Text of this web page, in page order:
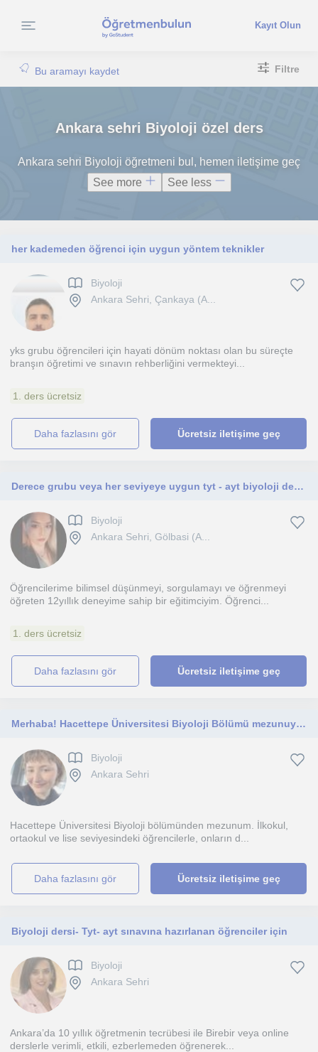
Kayıt Olun
Bu aramayı kaydet Filtre
Ankara sehri Biyoloji özel ders
Ankara sehri Biyoloji öğretmeni bul, hemen iletişime geç
See more
See less
her kademeden öğrenci için uygun yöntem teknikler
Biyoloji
Ankara Sehri, Çankaya (A...
yks grubu öğrencileri için hayati dönüm noktası olan bu süreçte
branşın öğretimi ve sınavın rehberliğini vermekteyi...
1. ders ücretsiz
daha fazlasını gör Ücretsiz iletişime geç
Derece grubu veya her seviyeye uygun tyt - ayt biyoloji dersleri
Biyoloji
Ankara Sehri, Gölbasi (A...
Öğrencilerime bilimsel düşünmeyi, sorgulamayı ve öğrenmeyi
öğreten 12yıllık deneyime sahip bir eğitimciyim. Öğrenci...
1. ders ücretsiz
daha fazlasını gör Ücretsiz iletişime geç
Merhaba! Hacettepe Üniversitesi Biyoloji Bölümü mezunuyum. Bilimle uğraşmayı ve bunu paylaşmayı çok seviyorum.
Biyoloji
Ankara Sehri
Hacettepe Üniversitesi Biyoloji bölümünden mezunum. İlkokul,
ortaokul ve lise seviyesindeki öğrencilerle, onların d...
daha fazlasını gör Ücretsiz iletişime geç
Biyoloji dersi- Tyt- ayt sınavına hazırlanan öğrenciler için
Biyoloji
Ankara Sehri
Ankara’da 10 yıllık öğretmenin tecrübesi ile Birebir veya online
derslerle verimli, etkili, ezberlemeden öğrenerek...